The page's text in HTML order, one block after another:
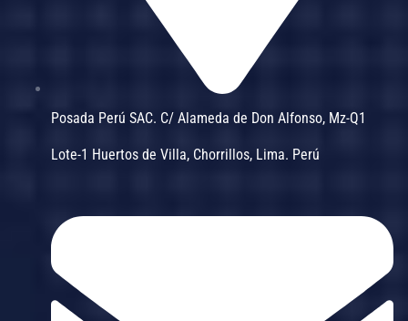
Posada Perú SAC. C/ Alameda de Don Alfonso, Mz-Q1
Lote-1 Huertos de Villa, Chorrillos, Lima. Perú